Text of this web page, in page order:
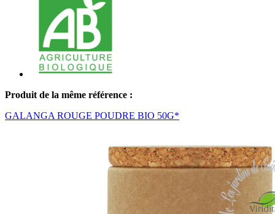
Produit de la même référence :
GALANGA ROUGE POUDRE BIO 50G*